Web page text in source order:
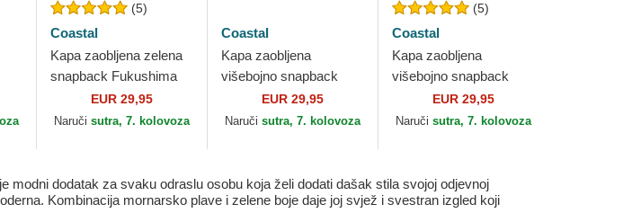
(5)
Coastal
Kapa zaobljena zelena
snapback Fukushima
HFT Coastal
EUR 29,95
Naruči sutra, 7. kolovoza
Coastal
Kapa zaobljena
višebojno snapback
Oysters & Beer HFT
Coastal
EUR 29,95
Naruči sutra, 7. kolovoza
(5)
Coastal
Kapa zaobljena
višebojno snapback
HFT Coastal
EUR 29,95
Naručisutra, 7. kolovoza
dodatak za svaku odraslu osobu koja želi dodati dašak stila svojoj odjevnoj
Kombinacija mornarsko plave i zelene boje daje joj svjež i svestran izgled koji